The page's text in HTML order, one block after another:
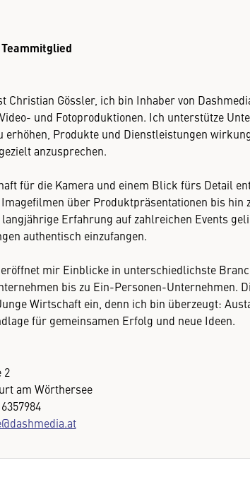
Teammitglied
Christian Gössler, ich bin Inhaber von
und Fotoproduktionen. Ich unterstütze
erhöhen, Produkte und Dienstleistungen
anzusprechen.
für die Kamera und einem Blick fürs Detail
über Produktpräsentationen bis hin
Erfahrung auf zahlreichen Events
authentisch einzufangen.
mir Einblicke in unterschiedlichste
bis zu Ein-Personen-Unternehmen.
Wirtschaft ein, denn ich bin überzeugt:
für gemeinsamen Erfolg und neue Ideen.
2
am Wörthersee